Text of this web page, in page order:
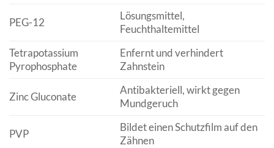
PEG-12
Lösungsmittel,
Feuchthaltemittel
Tetrapotassium
Pyrophosphate
Enfernt und verhindert
Zahnstein
Zinc Gluconate
Antibakteriell, wirkt gegen
Mundgeruch
PVP
Bildet einen Schutzfilm auf den
Zähnen